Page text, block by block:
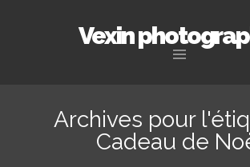
Vexin
contenu
principal
Archives pour
Cadeau de